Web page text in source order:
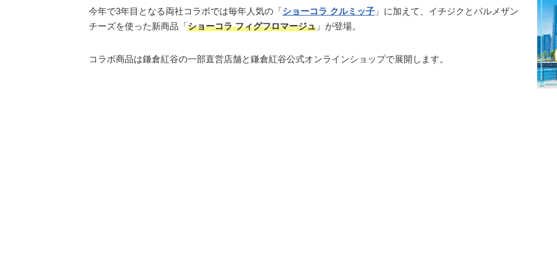
今年で3年目となる両社コラボでは毎年人気の「ショーコラ クルミッ子 」に加えて、イチジクとパルメザン
チーズを使った新商品「ショーコラ フィグフロマージュ 」が登場。
コラボ商品は鎌倉紅谷の一部直営店舗と鎌倉紅谷公式オンラインショップで展開します。